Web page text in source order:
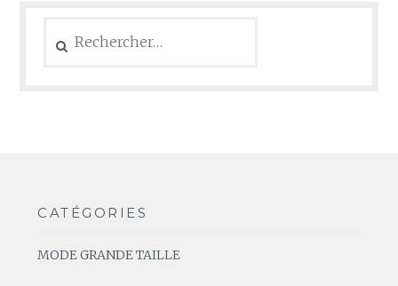
CATÉGORIES
MODE GRANDE TAILLE